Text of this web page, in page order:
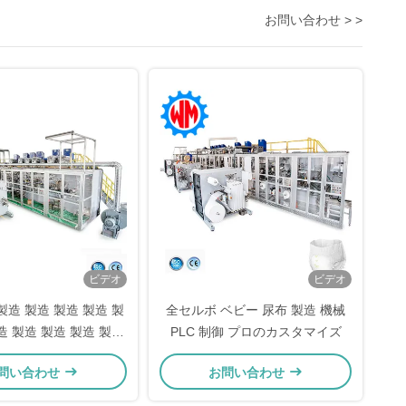
お問い合わせ > >
ビデオ
造 製造 製造 製造 製
製造 製造 製造 製造
造 製造 製造 製造 製
製造 製造 製造 製造
い合わせ
ビデオ
全セルボ ベビー 尿布 製造 機械
PLC 制御 プロのカスタマイズ
お問い合わせ